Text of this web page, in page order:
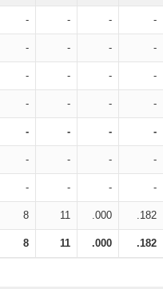
- - - -
- - - -
- - - -
- - - -
- - - -
- - - -
- - - -
8 11 .000 .182
8 11 .000 .182